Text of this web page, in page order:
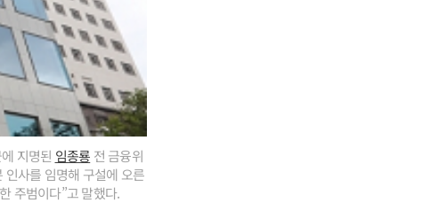
지명된 임종룡 전 금융위
사를 임명해 구설에 오른
주범이다”고 말했다.